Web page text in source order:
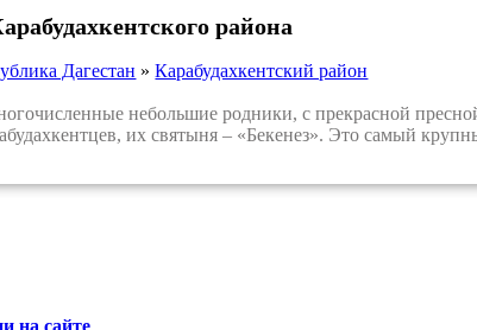
района
Дагестан »Карабудахкентский район
небольшие родники, с прекрасной
их святыня – «Бекенез». Это самый